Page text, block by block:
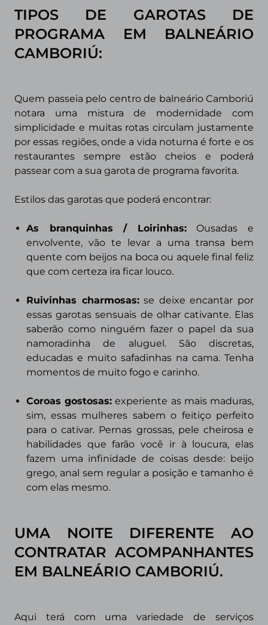
TIPOS DE GAROTAS DE
PROGRAMA EM BALNEÁRIO
CAMBORIÚ:
Quem passeia pelo centro de balneário Camboriú
notara uma mistura de modernidade com
simplicidade e muitas rotas circulam justamente
por essas regiões, onde a vida noturna é forte e os
restaurantes sempre estão cheios e poderá
passear com a sua garota de programa favorita.
Estilos das garotas que poderá encontrar:
As branquinhas / Loirinhas:Ousadas e
envolvente, vão te levar a uma transa bem
quente com beijos na boca ou aquele final feliz
que com certeza ira ficar louco.
Ruivinhas charmosas:se deixe encantar por
essas garotas sensuais de olhar cativante. Elas
saberão como ninguém fazer o papel da sua
namoradinha de aluguel. São discretas,
educadas e muito safadinhas na cama. Tenha
momentos de muito fogo e carinho.
Coroas gostosas: experiente as mais maduras,
sim, essas mulheres sabem o feitiço perfeito
para o cativar. Pernas grossas, pele cheirosa e
habilidades que farão você ir à loucura, elas
fazem uma infinidade de coisas desde: beijo
grego, anal sem regular a posição e tamanho é
com elas mesmo.
UMA NOITE DIFERENTE AO
CONTRATAR ACOMPANHANTES
EM BALNEÁRIO CAMBORIÚ.
Aqui terá com uma variedade de serviços